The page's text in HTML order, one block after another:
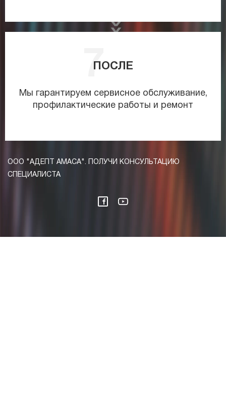
ПОСЛЕ
Мы гарантируем сервисное обслуживание,
профилактические работы и ремонт
ООО "АДЕПТ АМАСА". ПОЛУЧИ КОНСУЛЬТАЦИЮ
СПЕЦИАЛИСТА